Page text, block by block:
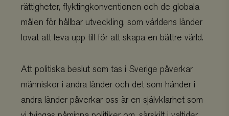
rättigheter, flyktingkonventionen och de globala
målen för hållbar utveckling, som världens länder
lovat att leva upp till för att skapa en bättre värld.
Att politiska beslut som tas i Sverige påverkar
människor i andra länder och det som händer i
andra länder påverkar oss är en självklarhet som